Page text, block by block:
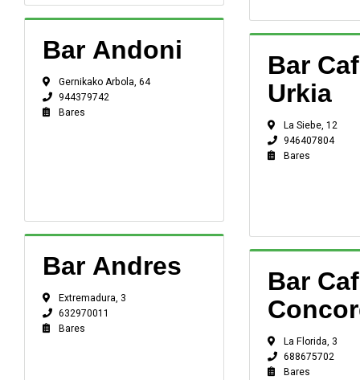
Bar Andoni
Gernikako Arbola, 64
944379742
Bares
Bar Andres
Extremadura, 3
632970011
Bares
Bar
Urkia
La Siebe, 12
946407804
Bares
Bar
La Florida, 3
688675702
Bares